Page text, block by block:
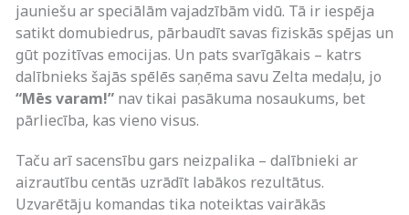
jauniešu ar speciālām vajadzībām vidū. Tā ir iespēja
satikt domubiedrus, pārbaudīt savas fiziskās spējas un
gūt pozitīvas emocijas. Un pats svarīgākais – katrs
dalībnieks šajās spēlēs saņēma savu Zelta medaļu, jo
“Mēs varam!” nav tikai pasākuma nosaukums, bet
pārliecība, kas vieno visus.
Taču arī sacensību gars neizpalika – dalībnieki ar
aizrautību centās uzrādīt labākos rezultātus.
Uzvarētāju komandas tika noteiktas vairākās